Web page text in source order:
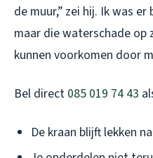
de muur,” zei hij. Ik was
maar die waterschade op
kunnen voorkomen door
Bel direct 085 019 74 43
De kraan blijft lekken